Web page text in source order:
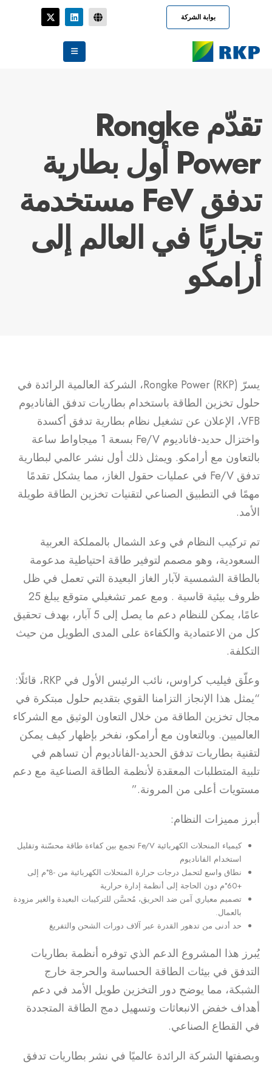
بوابة الشركة
تقدّم Rongke
Power أول بطارية
تدفق FeV مستخدمة
تجاريًا في العالم إلى
أرامكو
يسرّ Rongke Power (RKP)، الشركة العالمية الرائدة في
حلول تخزين الطاقة باستخدام بطاريات تدفق الفاناديوم
VFB، الإعلان عن تشغيل نظام بطارية تدفق أكسدة
واختزال حديد-فاناديوم Fe/V بسعة 1 ميجاواط ساعة
بالتعاون مع أرامكو. ويمثل ذلك أول نشر عالمي لبطارية
تدفق Fe/V في عمليات حقول الغاز، مما يشكل تقدمًا
مهمًا في التطبيق الصناعي لتقنيات تخزين الطاقة طويلة
الأمد.
تم تركيب النظام في وعد الشمال بالمملكة العربية
السعودية، وهو مصمم لتوفير طاقة احتياطية مدعومة
بالطاقة الشمسية لآبار الغاز البعيدة التي تعمل في ظل
ظروف بيئية قاسية . ومع عمر تشغيلي متوقع يبلغ 25
عامًا، يمكن للنظام دعم ما يصل إلى 5 آبار، بهدف تحقيق
كل من الاعتمادية والكفاءة على المدى الطويل من حيث
التكلفة.
وعلّق فيليب كراوس، نائب الرئيس الأول في RKP، قائلًا:
“يمثل هذا الإنجاز التزامنا القوي بتقديم حلول مبتكرة في
مجال تخزين الطاقة من خلال التعاون الوثيق مع الشركاء
العالميين. وبالتعاون مع أرامكو، نفخر بإظهار كيف يمكن
لتقنية بطاريات تدفق الحديد-الفاناديوم أن تساهم في
تلبية المتطلبات المعقدة لأنظمة الطاقة الصناعية مع دعم
مستويات أعلى من المرونة.”
أبرز مميزات النظام:
كيمياء المنحلات الكهربائية Fe/V تجمع بين كفاءة طاقة محسّنة وتقليل
استخدام الفاناديوم
نطاق واسع لتحمل درجات حرارة المنحلات الكهربائية من -8°م إلى
+60°م دون الحاجة إلى أنظمة إدارة حرارية
تصميم معياري آمن ضد الحريق، مُحسَّن للتركيبات البعيدة والغير مزودة
بالعمال.
حد أدنى من تدهور القدرة عبر آلاف دورات الشحن والتفريغ
يُبرز هذا المشروع الدعم الذي توفره أنظمة بطاريات
التدفق في بيئات الطاقة الحساسة والحرجة خارج
الشبكة، مما يوضح دور التخزين طويل الأمد في دعم
أهداف خفض الانبعاثات وتسهيل دمج الطاقة المتجددة
في القطاع الصناعي.
وبصفتها الشركة الرائدة عالميًا في نشر بطاريات تدفق